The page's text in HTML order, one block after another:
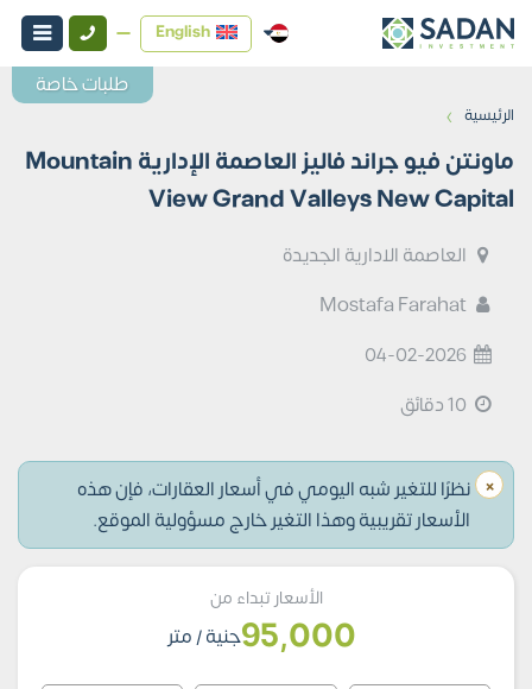
English
الرئيسية ›
ماونتن فيو جراند فاليز العاصمة الإدارية Mountain
View Grand Valleys New Capital
العاصمة الادارية الجديدة
Mostafa Farahat
04-02-2026
× نظرًا للتغير شبه اليومي في أسعار العقارات، فإن هذه
الأسعار تقريبية وهذا التغير خارج مسؤولية الموقع.
الأسعار تبداء من
95,000جنية/ متر
طلبات خاصة